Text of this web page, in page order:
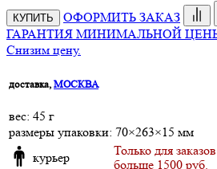
КУПИТЬ
ОФОРМИТЬ ЗАКАЗ
ГАРАНТИЯ МИНИМАЛЬНОЙ
Снизим цену.
доставка, МОСКВА
веc: 45 г
размеры упаковки: 70×263×15 мм
курьер
Только для
больше 1500 руб.